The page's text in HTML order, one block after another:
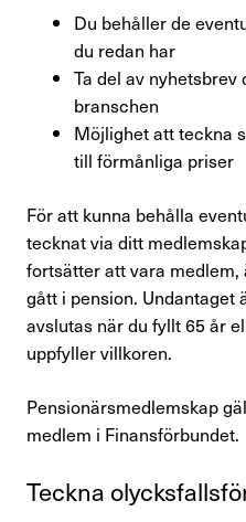
Du behåller de
du redan har
Ta del av
branschen
Möjlighet att teckna
till förmånliga priser
För att kunna behålla
tecknat via ditt
fortsätter att vara
gått i pension. Undantaget
avslutas när du fyllt 65 år
uppfyller villkoren.
Pensionärsmedlemskap
medlem i Finansförbundet.
Teckna